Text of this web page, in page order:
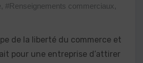
, #Renseignements commerciaux,
de la liberté du commerce et
pour une entreprise d’attirer